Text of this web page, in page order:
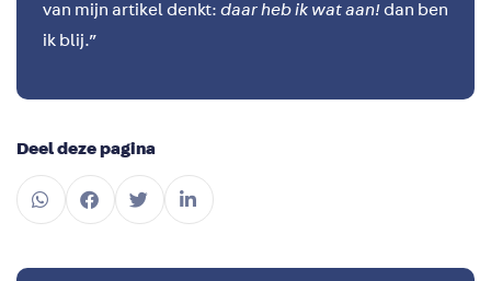
van mijn artikel denkt: daar heb ik wat aan!dan ben
ik blij.”
Deel deze pagina